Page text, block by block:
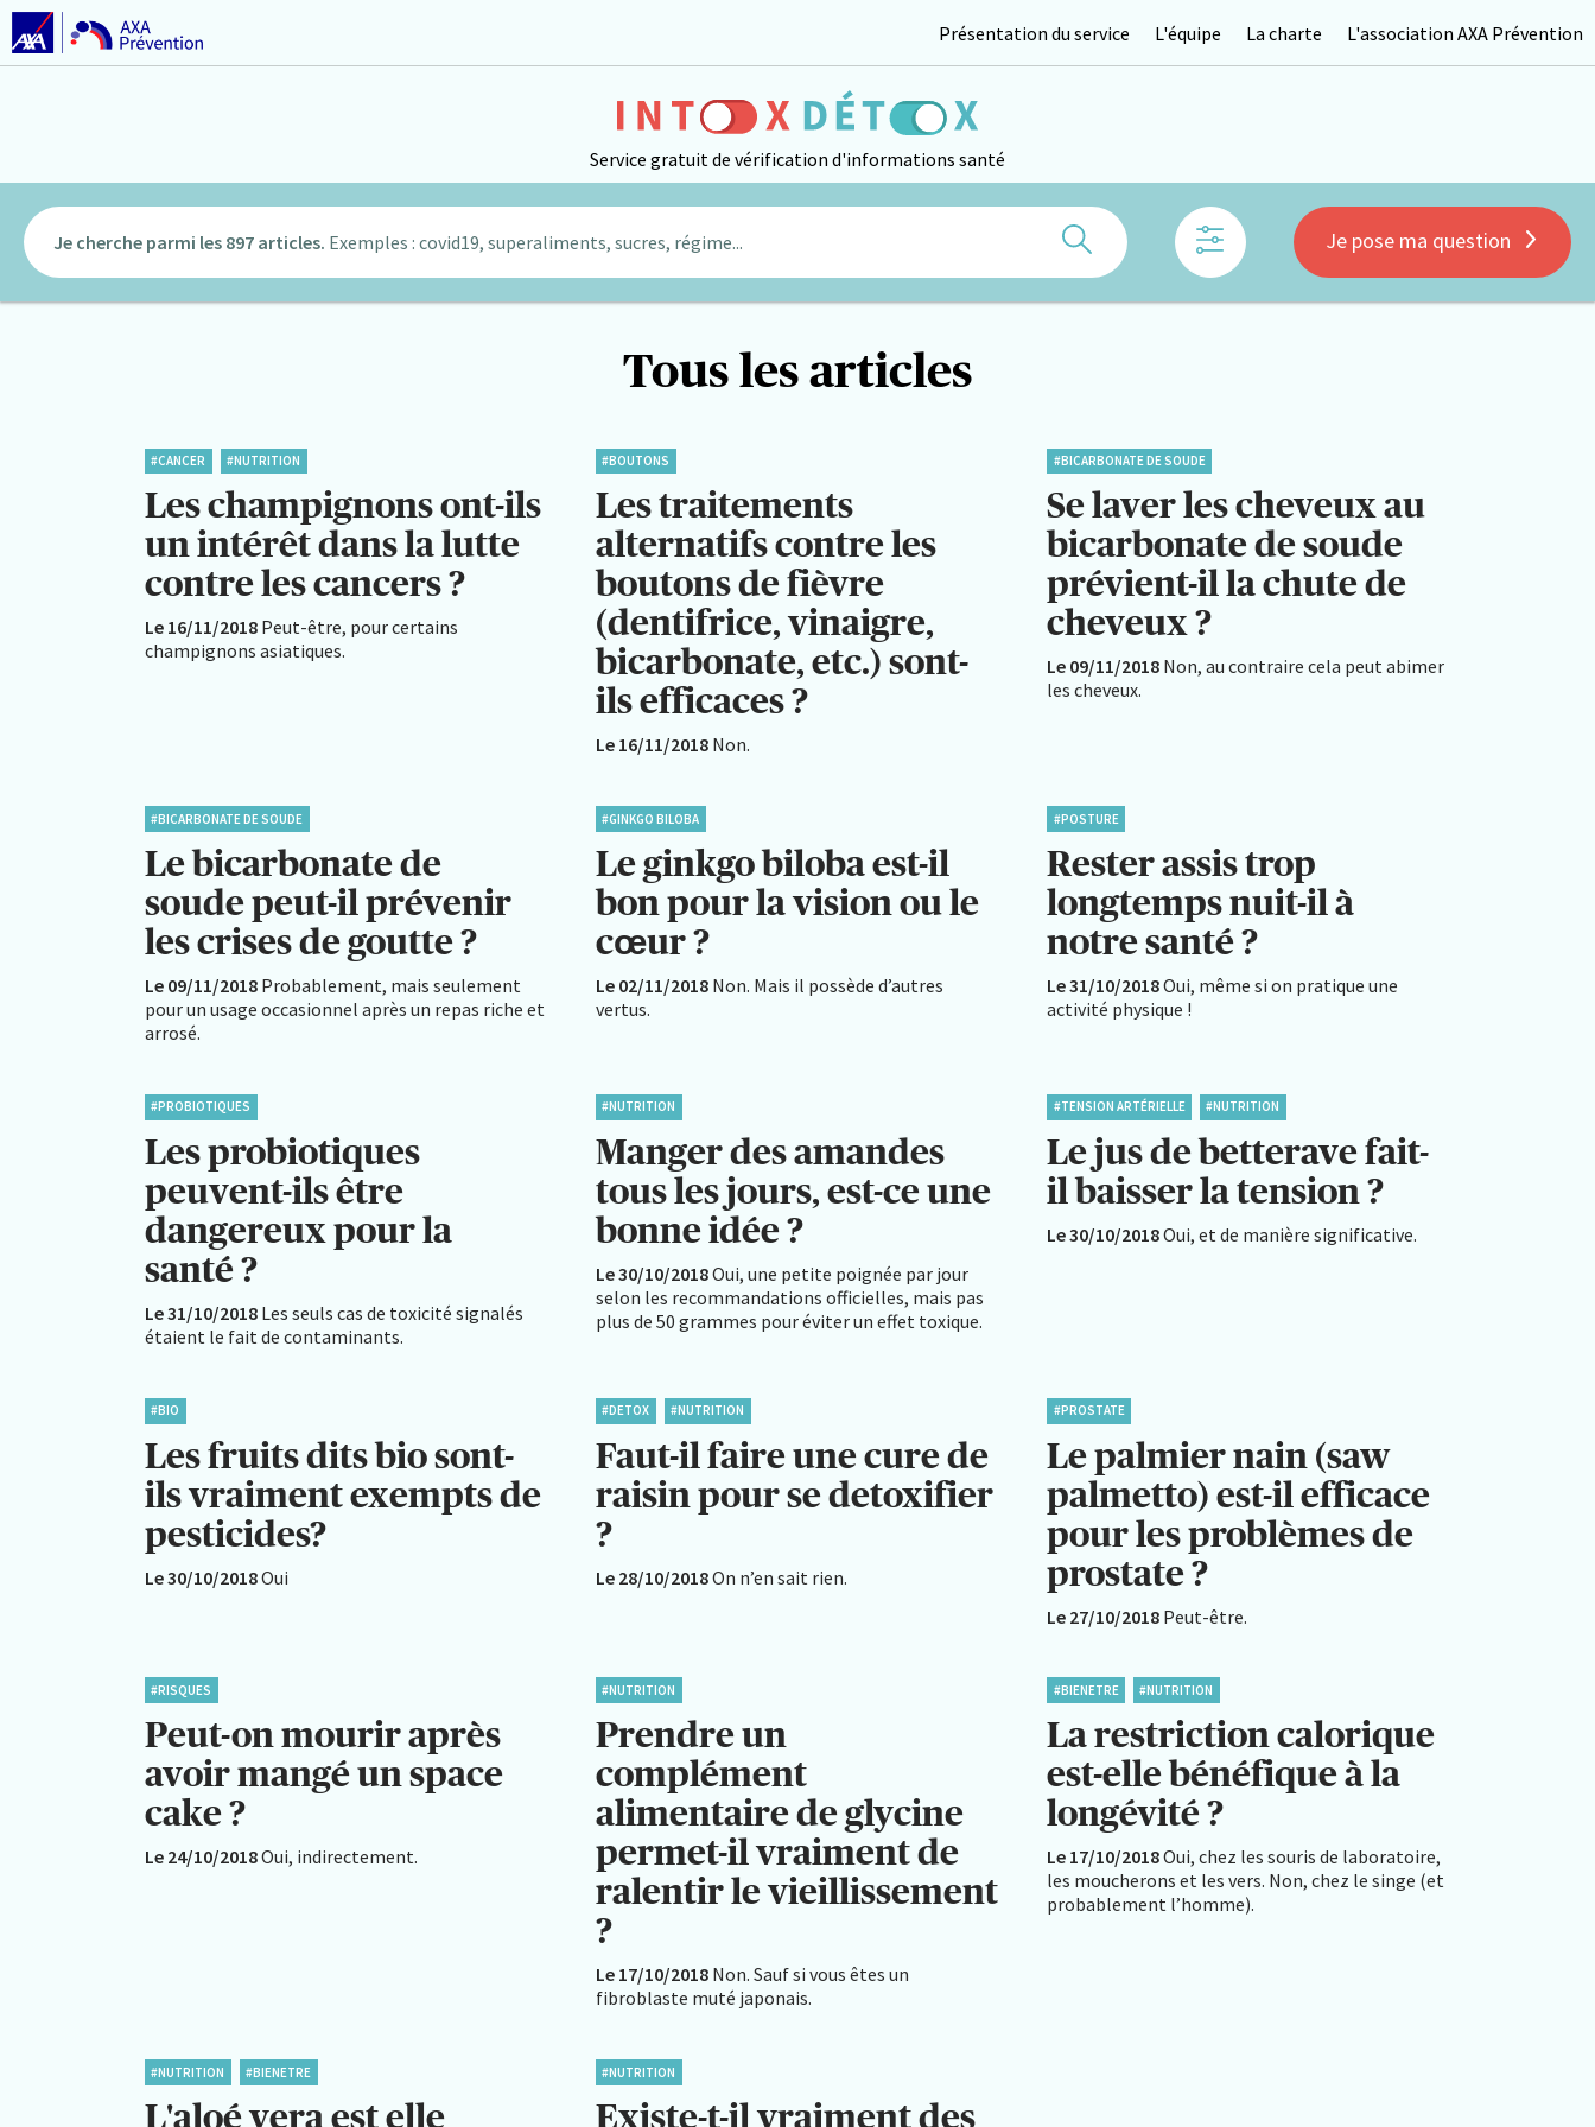
Service gratuit de vérification d'informations santé
Présentation du service L'équipe La charte L'association AXA Prévention
Je cherche parmi les 897 articles. Exemples : covid19, superaliments, sucres, régime... Rechercher Je pose ma question
Tous les articles
#CANCER #NUTRITION
Les champignons ont-ils
un intérêt dans la lutte
contre les cancers ?
Le 16/11/2018 Peut-être, pour certains
champignons asiatiques.
#BOUTONS
Les traitements
alternatifs contre les
boutons de fièvre
(dentifrice, vinaigre,
bicarbonate, etc.) sont-
ils efficaces ?
Le 16/11/2018 Non.
#BICARBONATE DE SOUDE
Se laver les cheveux au
bicarbonate de soude
prévient-il la chute de
cheveux ?
Le 09/11/2018 Non, au contraire cela peut abimer
les cheveux.
#BICARBONATE DE SOUDE
Le bicarbonate de
soude peut-il prévenir
les crises de goutte ?
Le 09/11/2018 Probablement, mais seulement
pour un usage occasionnel après un repas riche et
arrosé.
#GINKGO BILOBA
Le ginkgo biloba est-il
bon pour la vision ou le
cœur ?
Le 02/11/2018 Non. Mais il possède d’autres
vertus.
#POSTURE
Rester assis trop
longtemps nuit-il à
notre santé ?
Le 31/10/2018Oui, même si on pratique une
activité physique !
#PROBIOTIQUES
Les probiotiques
peuvent-ils être
dangereux pour la
santé ?
Le 31/10/2018 Les seuls cas de toxicité signalés
étaient le fait de contaminants.
#NUTRITION
Manger des amandes
tous les jours, est-ce une
bonne idée ?
Le 30/10/2018Oui, une petite poignée par jour
selon les recommandations officielles, mais pas
plus de 50 grammes pour éviter un effet toxique.
#TENSION ARTÉRIELLE #NUTRITION
Le jus de betterave fait-
il baisser la tension ?
Le 30/10/2018Oui, et de manière significative.
#BIO
Les fruits dits bio sont-
ils vraiment exempts de
pesticides?
Le 30/10/2018Oui
#DETOX #NUTRITION
Faut-il faire une cure de
raisin pour se detoxifier
?
Le 28/10/2018On n’en sait rien.
#PROSTATE
Le palmier nain (saw
palmetto) est-il efficace
pour les problèmes de
prostate ?
Le 27/10/2018 Peut-être.
#RISQUES
Peut-on mourir après
avoir mangé un space
cake ?
Le 24/10/2018Oui, indirectement.
#NUTRITION
Prendre un
complément
alimentaire de glycine
permet-il vraiment de
ralentir le vieillissement
?
Le 17/10/2018 Non. Sauf si vous êtes un
fibroblaste muté japonais.
#BIENETRE #NUTRITION
La restriction calorique
est-elle bénéfique à la
longévité ?
Le 17/10/2018Oui, chez les souris de laboratoire,
les moucherons et les vers. Non, chez le singe (et
probablement l’homme).
#NUTRITION #BIENETRE
L'aloé vera est elle
#NUTRITION
Existe-t-il vraiment des